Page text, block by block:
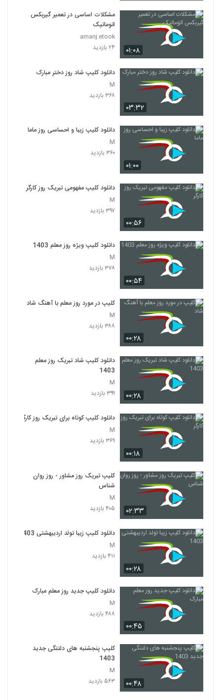
۰۱:۰۸
مشکلات اساسی در تعمیر گیربکس
اتوماتیک
amanj.etook
۲۴ بازدید
۰۳:۳۲
دانلود کلیپ شاد روز دختر مبارک
M
۳۶۸ بازدید
۰۱:۰۰
دانلود کلیپ زیبا و احساسی روز ماما
M
۳۶۰ بازدید
۰۰:۵۶
دانلود کلیپ مفهومی تبریک روز کارگر
M
۳۹۷ بازدید
۰۰:۵۴
دانلود کلیپ ویژه روز معلم 1403
M
۳۷۸ بازدید
۰۰:۲۸
کلیپ در مورد روز معلم با آهنگ شاد
M
۳۸۸ بازدید
۰۰:۲۸
دانلود کلیپ شاد تبریک روز معلم
1403
M
۳۹۹ بازدید
۰۰:۱۸
دانلود کلیپ کوتاه برای تبریک روز کارگر
M
۳۶۹ بازدید
۰۲:۳۳
کلیپ تبریک روز مشاور - روز روان
شناس
M
۴۰۵ بازدید
۰۰:۲۸
دانلود کلیپ زیبا تولد اردیبهشتی 1403
M
۴۱۱ بازدید
۰۰:۴۵
دانلود کلیپ جدید روز معلم مبارک
M
۴۸۸ بازدید
۰۰:۴۸
کلیپ پنجشنبه های دلتنگی جدید
1403
M
۵۶۳ بازدید